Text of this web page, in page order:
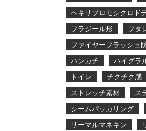
ヘキサブロモシクロド
フラジール形
フタ
ファイヤーフラッシュ
ハンカチ
ハイグラ
トイレ
チクチク感
ストレッチ素材
ス
シームパッカリング
サーマルマネキン